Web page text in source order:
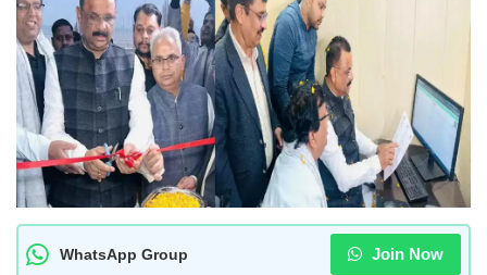
WhatsApp Group Join Now